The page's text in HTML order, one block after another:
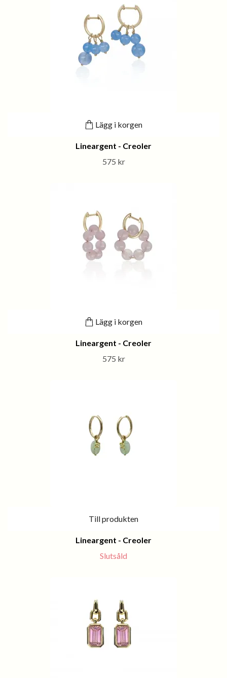
Lägg i korgen
Lineargent - Creoler
575 kr
Lägg i korgen
Lineargent - Creoler
575 kr
Till produkten
Lineargent - Creoler
Slutsåld